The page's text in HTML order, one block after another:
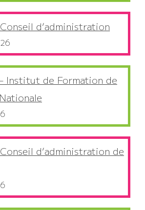
d’administration
Institut de Formation de
d’administration de